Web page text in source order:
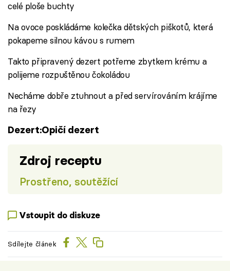
celé ploše buchty
Na ovoce poskládáme kolečka dětských piškotů, která
pokapeme silnou kávou s rumem
Takto připravený dezert potřeme zbytkem krému a
polijeme rozpuštěnou čokoládou
Necháme dobře ztuhnout a před servírováním krájíme
na řezy
Dezert:Opičí dezert
Zdroj receptu
Prostřeno, soutěžící
Vstoupit do diskuze
Sdílejte článek